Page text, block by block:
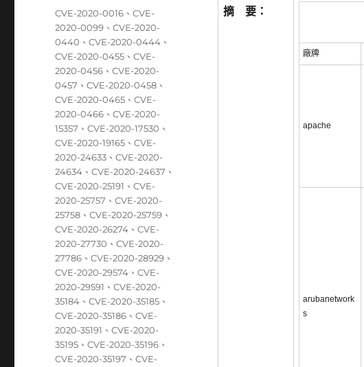
摘 要：
廠牌
apache
arubanetwork
s
期:
標
籤
CVE-2020-0016 、CVE-
2020-0099 、CVE-2020-
0440 、CVE-2020-0444 、
CVE-2020-0455 、CVE-
2020-0456 、CVE-2020-
0457 、CVE-2020-0458 、
CVE-2020-0465 、CVE-
2020-0466 、CVE-2020-
15357 、CVE-2020-17530 、
CVE-2020-19165 、CVE-
2020-24633 、CVE-2020-
24634 、CVE-2020-24637 、
CVE-2020-25191 、CVE-
2020-25757 、CVE-2020-
25758 、CVE-2020-25759 、
CVE-2020-26274 、CVE-
2020-27730 、CVE-2020-
27786 、CVE-2020-28929 、
CVE-2020-29574 、CVE-
2020-29591 、CVE-2020-
35184 、CVE-2020-35185 、
CVE-2020-35186 、CVE-
2020-35191 、CVE-2020-
35195 、CVE-2020-35196 、
CVE-2020-35197 、CVE-